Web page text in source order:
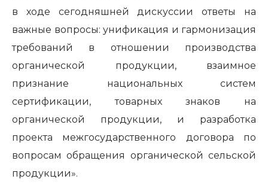
в ходе сегодняшней дискуссии ответы на
важные вопросы: унификация и гармонизация
требований в отношении производства
органической продукции, взаимное
признание национальных систем
сертификации, товарных знаков на
органической продукции, и разработка
проекта межгосударственного договора по
вопросам обращения органической сельской
продукции».